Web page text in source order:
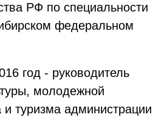
РФ по специальности
федеральном
год - руководитель
молодежной
и туризма администрации